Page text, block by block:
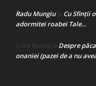
Radu Mungiula Cu Sfinții
adormitei roabei Tale…
Crina Marina la Despre
onaniei (pazei de a nu